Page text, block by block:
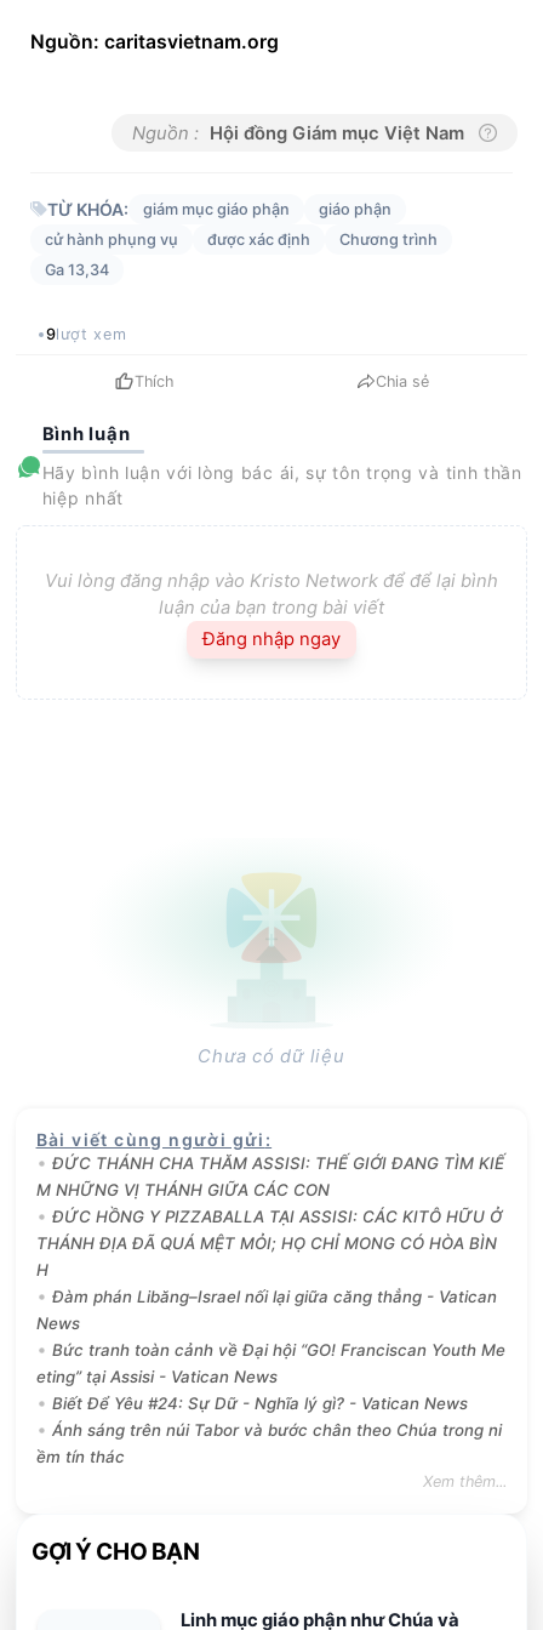
Nguồn: caritasvietnam.org
Nguồn : Hội đồng Giám mục Việt Nam
TỪ KHÓA: giám mục giáo phận
giáo phận
cử hành phụng vụ
được xác định
Chương trình
Ga 13,34
9lượt xem
Thích Chia sẻ
Bình luận
Hãy bình luận với lòng bác ái, sự tôn trọng và tinh thần
hiệp nhất
Vui lòng đăng nhập vào Kristo Network để để lại bình
luận của bạn trong bài viết
Đăng nhập ngay
Chưa có dữ liệu
Bài viết cùng người gửi :
ĐỨC THÁNH CHA THĂM ASSISI: THẾ GIỚI ĐANG TÌM KIẾ
M NHỮNG VỊ THÁNH GIỮA CÁC CON
ĐỨC HỒNG Y PIZZABALLA TẠI ASSISI: CÁC KITÔ HỮU Ở
THÁNH ĐỊA ĐÃ QUÁ MỆT MỎI; HỌ CHỈ MONG CÓ HÒA BÌN
H
Đàm phán Libăng–Israel nối lại giữa căng thẳng - Vatican
News
Bức tranh toàn cảnh về Đại hội “GO! Franciscan Youth Me
eting” tại Assisi - Vatican News
Biết Để Yêu #24: Sự Dữ - Nghĩa lý gì? - Vatican News
Ánh sáng trên núi Tabor và bước chân theo Chúa trong ni
ềm tín thác
Xem thêm...
GỢI Ý CHO BẠN
Linh mục giáo phận như Chúa và